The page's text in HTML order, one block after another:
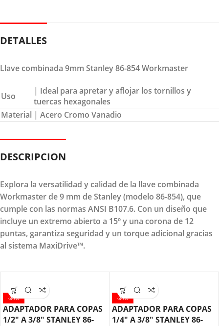
DETALLES
Llave combinada 9mm Stanley 86-854 Workmaster
Uso
| Ideal para apretar y aflojar los tornillos y
tuercas hexagonales
Material | Acero Cromo Vanadio
DESCRIPCION
Explora la versatilidad y calidad de la llave combinada
Workmaster de 9 mm de Stanley (modelo 86-854), que
cumple con las normas ANSI B107.6. Con un diseño que
incluye un extremo abierto a 15º y una corona de 12
puntas, garantiza seguridad y un torque adicional gracias
al sistema MaxiDrive™.
-34%
ADAPTADOR PARA COPAS
1/2″ A 3/8″ STANLEY 86-
-34%
ADAPTADOR PARA COPAS
1/4″ A 3/8″ STANLEY 86-